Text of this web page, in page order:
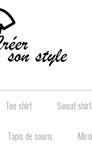
Tee shirt Sweat shirt
Tapis de souris